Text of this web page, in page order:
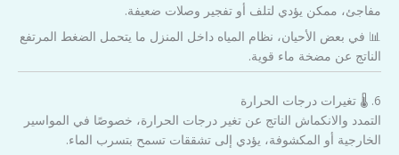
مفاجئ، ممكن يؤدي لتلف أو تفجير وصلات ضعيفة.
📊 في بعض الأحيان، نظام المياه داخل المنزل ما يتحمل الضغط المرتفع
الناتج عن مضخة ماء قوية.
6. 🌡️ تغيرات درجات الحرارة
التمدد والانكماش الناتج عن تغير درجات الحرارة، خصوصًا في المواسير
الخارجية أو المكشوفة، يؤدي إلى تشققات تسمح بتسرب الماء.